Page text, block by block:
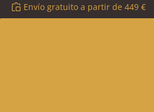
Envío gratuito a partir de 449 €